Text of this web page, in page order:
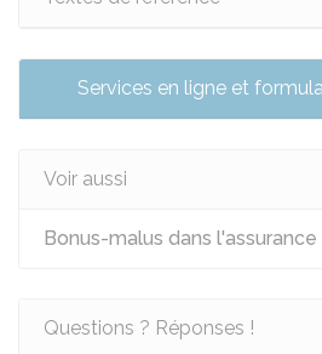
Services en ligne et
Voir aussi
Bonus-malus dans
Questions ? Réponses !